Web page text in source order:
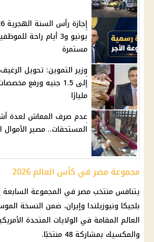
يونيو و3 أيام راحة
مستمرة
وزير التموين: تحويل
مليارًا
عدم صرف المعاش لعدة
المستحقات.. مصير الأموال
مجموعة مصر في كأس العالم 2026
يتنافس منتخب مصرفي المجموعة السابعة
بلجيكا ونيوزيلندا وإيران، ضمن النسخة
العالم المقامة في الولايات المتحدة
والمكسيك بمشاركة 48 منتخبًا.